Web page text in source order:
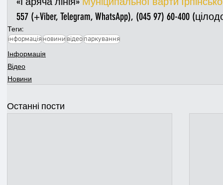
557 (+Viber, Telegram, WhatsApp), (045 97) 60-400
Теги:
інформаціяновинивідеопаркування
Інформація
Відео
Новини
Останні пости